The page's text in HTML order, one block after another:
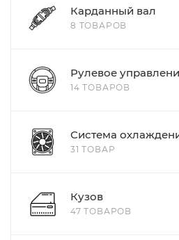
Карданный вал
8 ТОВАРОВ
Рулевое
14 ТОВАРОВ
Система
31 ТОВАР
Кузов
47 ТОВАРОВ